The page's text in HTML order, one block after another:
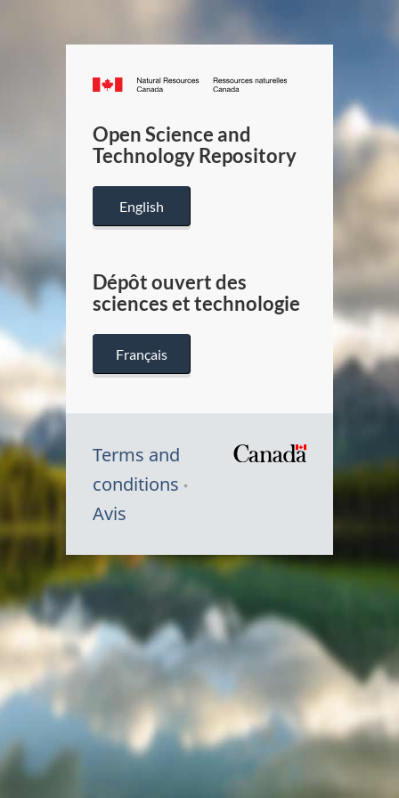
Canada.ca
/
Canada
Open Science and
Technology Repository
English
Dépôt ouvert des
sciences et technologie
Français
Terms and
conditions
Avis
Symbole
du